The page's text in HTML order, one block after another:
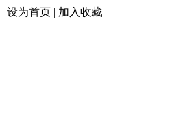
| 设为首页 | 加入收藏